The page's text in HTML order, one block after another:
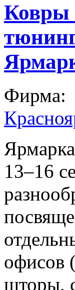
Ковры
Фирма:
13–16
офисов
шторы,